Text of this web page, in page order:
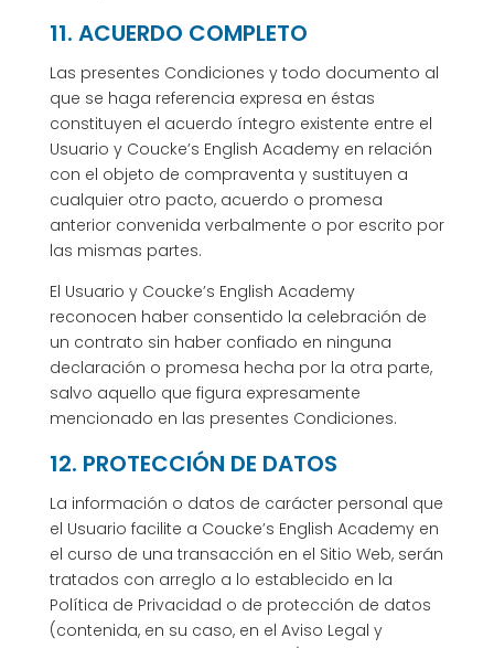
11. ACUERDO COMPLETO
Las presentes Condiciones y todo documento al
que se haga referencia expresa en éstas
constituyen el acuerdo íntegro existente entre el
Usuario y Coucke’s English Academy en relación
con el objeto de compraventa y sustituyen a
cualquier otro pacto, acuerdo o promesa
anterior convenida verbalmente o por escrito por
las mismas partes.
El Usuario y Coucke’s English Academy
reconocen haber consentido la celebración de
un contrato sin haber confiado en ninguna
declaración o promesa hecha por la otra parte,
salvo aquello que figura expresamente
mencionado en las presentes Condiciones.
12. PROTECCIÓN DE DATOS
La información o datos de carácter personal que
el Usuario facilite a Coucke’s English Academy en
el curso de una transacción en el Sitio Web, serán
tratados con arreglo a lo establecido en la
Política de Privacidad o de protección de datos
(contenida, en su caso, en el Aviso Legal y